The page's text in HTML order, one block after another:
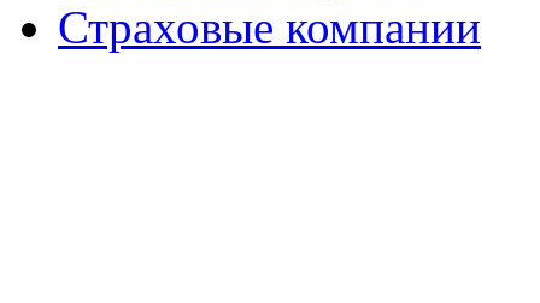
Страховые компании